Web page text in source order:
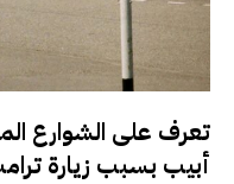
تعرف على الشوارع
أبيب بسبب زيارة